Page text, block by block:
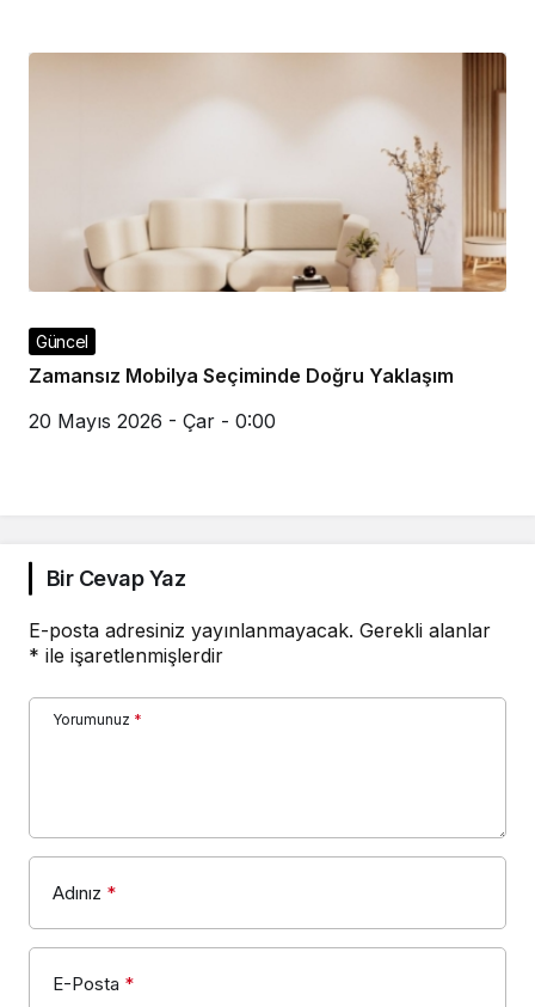
Güncel
Zamansız Mobilya Seçiminde Doğru Yaklaşım
20 Mayıs 2026 - Çar - 0:00
Bir Cevap Yaz
E-posta adresiniz yayınlanmayacak. Gerekli alanlar
* ile işaretlenmişlerdir
Yorumunuz *
Adınız *
E-Posta *